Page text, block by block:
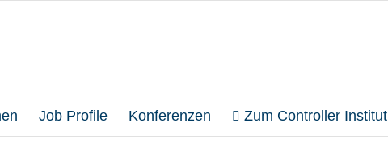
Job Profile Konferenzen Zum Controller Institut